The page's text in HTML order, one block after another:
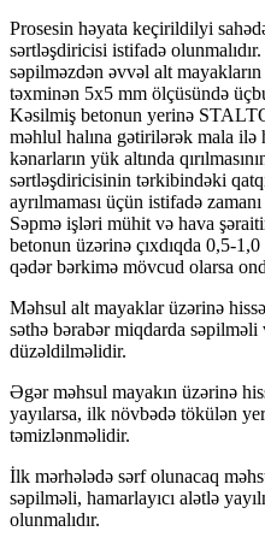
Prosesin həyata keçirildilyi
sərtləşdiricisi istifadə
səpilməzdən əvvəl alt
təxminən 5x5 mm ölçüsündə
Kəsilmiş betonun yerinə
məhlul halına gətirilərək mala ilə
kənarların yük altında
sərtləşdiricisinin tərkibindəki
ayrılmaması üçün istifadə
Səpmə işləri mühit və hava
betonun üzərinə çıxdıqda 0,5-
qədər bərkimə mövcud olarsa
Məhsul alt mayaklar üzərinə
səthə bərabər miqdarda səpilməli
düzəldilməlidir.
Əgər məhsul mayakın üzərinə
yayılarsa, ilk növbədə tökülən
təmizlənməlidir.
İlk mərhələdə sərf olunacaq
səpilməli, hamarlayıcı alətlə
olunmalıdır.